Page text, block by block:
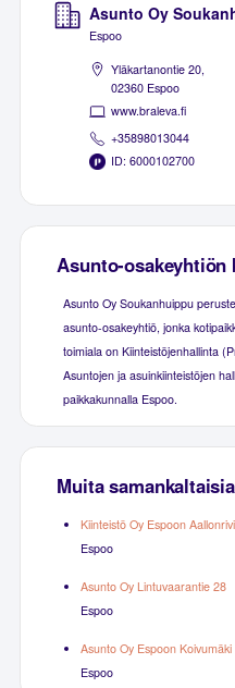
Asunto Oy
Espoo
Yläkartanontie 20,
02360 Espoo
www.braleva.fi
+35898013044
ID: 6000102700
Asunto-osakeyhtiön
Asunto Oy Soukanhuippu
asunto-osakeyhtiö, jonka
toimiala on Kiinteistöjenhallinta
Asuntojen ja asuinkiinteistöjen
paikkakunnalla Espoo.
Muita
Kiinteistö Oy Espoon Aallonrivi
Espoo
Asunto Oy Lintuvaarantie 28
Espoo
Asunto Oy Espoon Koivumäki
Espoo